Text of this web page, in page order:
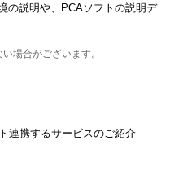
の説明や、PCAソフトの説明デ
場合がございます。
連携するサービスのご紹介